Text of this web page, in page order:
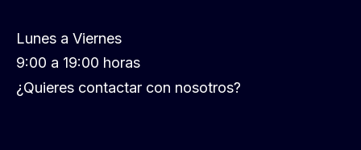
Lunes a Viernes
9:00 a 19:00 horas
¿Quieres contactar con nosotros?